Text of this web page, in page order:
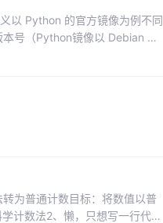
Python 的官方镜像为例不同
号（Python镜像以 Debian 为
为普通计数目标：将数值以普
计数法2、懒，只想写一行代